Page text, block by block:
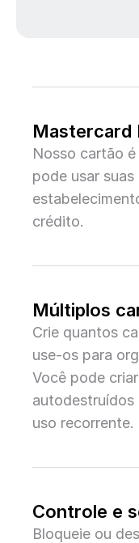
Mastercard
Nosso cartão
pode usar
crédito.
Múltiplos
Crie quantos
use-os para
Você pode
autodestruídos
uso recorrente.
Controle e
Bloqueie ou